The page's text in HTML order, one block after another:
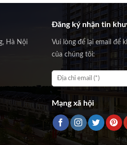
Hà Nội
Đăng ký nhận tin
Vui lòng để lại email để
của chúng tôi:
Mạng xã hội